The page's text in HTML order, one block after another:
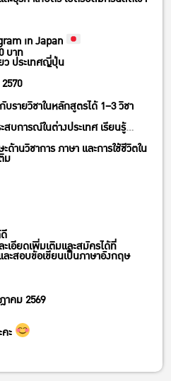
in Japan
ประเทศญี่ปุ่น
บาท
ม
รายวิชาในหลักสูตรได้ 1–3 วิชา
บการณ์ในต่างประเทศ เรียนรู้
นวิชาการ ภาษา และการใช้ชีวิตใน
สอบข้อเขียนเป็นภาษาอังกฤษ
เอียดเพิ่มเติมและสมัครได้ที่
คม 2569
ะ